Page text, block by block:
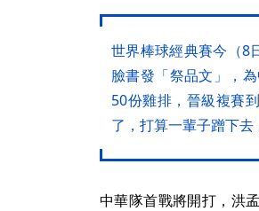
世界棒球經典賽今（8
臉書發「祭品文」，
50份雞排，晉級複賽
了，打算一輩子蹭下去
中華隊首戰將開打，洪